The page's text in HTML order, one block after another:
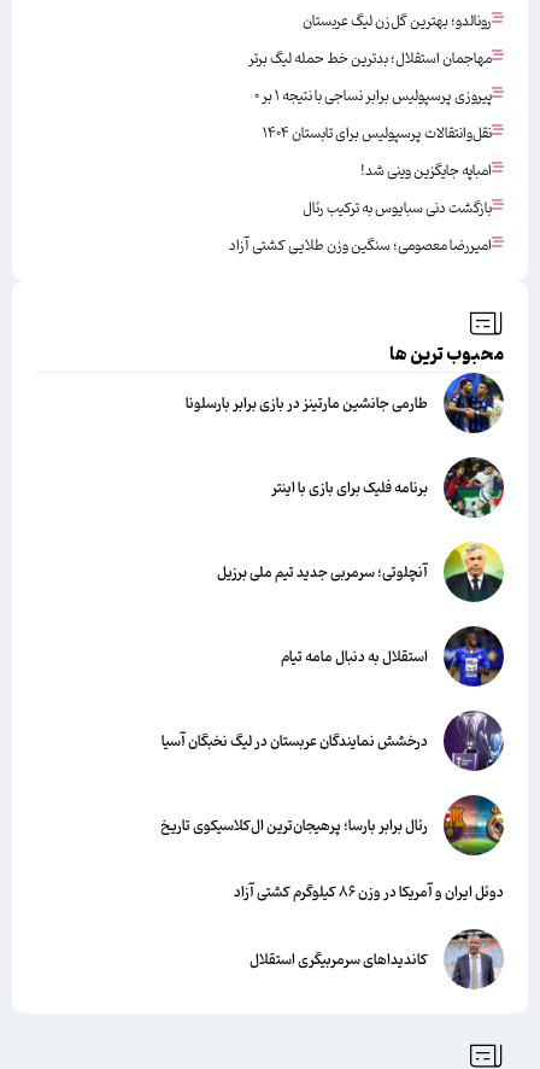
رونالدو؛ بهترین گل‌زن لیگ عربستان
مهاجمان استقلال؛ بدترین خط حمله لیگ برتر
پیروزی پرسپولیس برابر نساجی با نتیجه ۱ بر ۰
نقل‌وانتقالات پرسپولیس برای تابستان ۱۴۰۴
امباپه جایگزین وینی شد!
بازگشت دنی سبایوس به ترکیب رئال
امیررضا معصومی؛ سنگین وزن طلایی کشتی آزاد
محبوب ترین ها
طارمی جانشین مارتینز در بازی برابر بارسلونا
برنامه فلیک برای بازی با اینتر
آنچلوتی؛ سرمربی جدید تیم ملی برزیل
استقلال به دنبال مامه تیام
درخشش نمایندگان عربستان در لیگ نخبگان آسیا
رئال برابر بارسا؛ پرهیجان‌‌ترین ال‌کلاسیکوی تاریخ
دوئل ایران و آمریکا در وزن ۸۶ کیلوگرم کشتی آزاد
کاندیداهای سرمربیگری استقلال